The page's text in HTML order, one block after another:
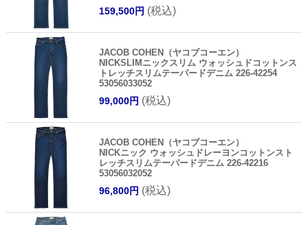
159,500円 (税込)
JACOB COHEN（ヤコブコーエン）
NICKSLIMニックスリム ウォッシュドコットンス
トレッチスリムテーパードデニム 226-42254
53056033052
99,000円 (税込)
JACOB COHEN（ヤコブコーエン）
NICKニック ウォッシュドレーヨンコットンスト
レッチスリムテーパードデニム 226-42216
53056032052
96,800円 (税込)